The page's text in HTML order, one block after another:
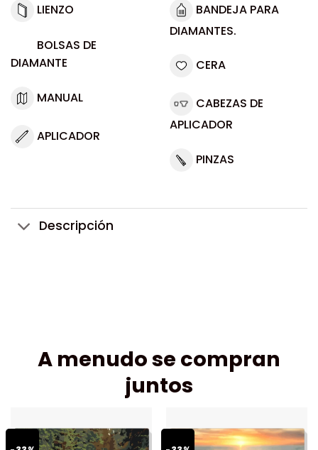
LIENZO
BOLSAS DE
DIAMANTE
MANUAL
APLICADOR
BANDEJA PARA
DIAMANTES.
CERA
CABEZAS DE
APLICADOR
PINZAS
Descripción
A menudo se compran
juntos